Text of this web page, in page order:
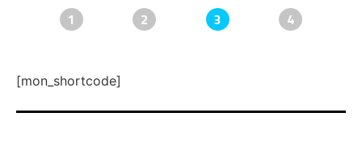
1 2 3 4
[mon_shortcode]